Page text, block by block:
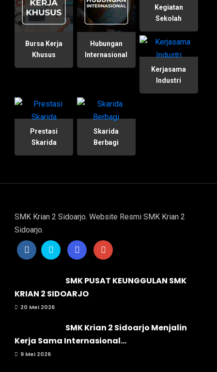
Bursa Kerja
Khusus
Hubungan
Internasional
Kegiatan
Sekolah
Kerjasama
Industri
Prestasi
Skarida
Skarida
Berbagi
SMK Krian 2 Sidoarjo. Website Resmi SMK Krian 2
Sidoarjo.
SMK PUSAT KEUNGGULAN SMK
KRIAN 2 SIDOARJO
20 Mei 2026
SMK Krian 2 Sidoarjo Menjalin
Kerja Sama Internasional...
9 Mei 2026